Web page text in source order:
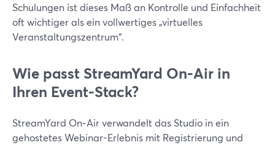
Schulungen ist dieses Maß an Kontrolle und Einfachheit
oft wichtiger als ein vollwertiges „virtuelles
Veranstaltungszentrum“.
Wie passt StreamYard On‑Air in
Ihren Event-Stack?
StreamYard On‑Air verwandelt das Studio in ein
gehostetes Webinar-Erlebnis mit Registrierung und